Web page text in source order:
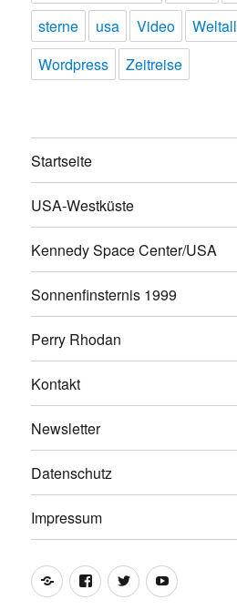
sterne
usa Video Weltall
Wordpress
Zeitreise
Startseite
USA-Westküste
Kennedy Space Center/USA
Sonnenfinsternis 1999
Perry Rhodan
Kontakt
Newsletter
Datenschutz
Impressum
WebsiteFacebookTwitterYouTube